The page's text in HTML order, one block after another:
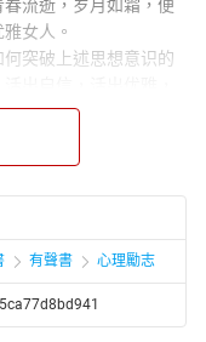
流逝，岁月如霜，便
女人。
突破上述思想意识的
手锏”。
常一语点破人情，又
迷津，极受女性读者
有聲書 心理勵志